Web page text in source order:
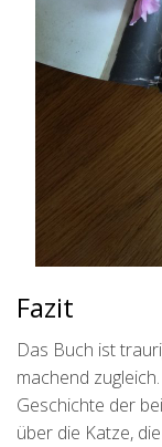
Fazit
Das Buch ist
machend
Geschichte der
über die Katze,